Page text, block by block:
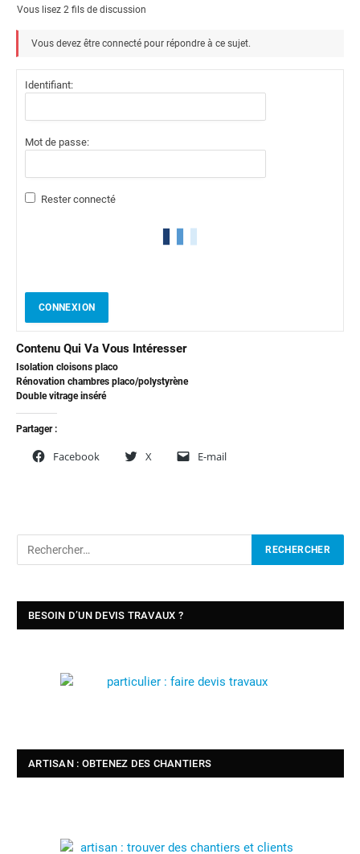
Vous lisez 2 fils de discussion
Vous devez être connecté pour répondre à ce sujet.
Identifiant:
Mot de passe:
Rester connecté
CONNEXION
Contenu Qui Va Vous Intéresser
Isolation cloisons placo
Rénovation chambres placo/polystyrène
Double vitrage inséré
Partager :
Facebook X E-mail
BESOIN D’UN DEVIS TRAVAUX ?
ARTISAN : OBTENEZ DES CHANTIERS